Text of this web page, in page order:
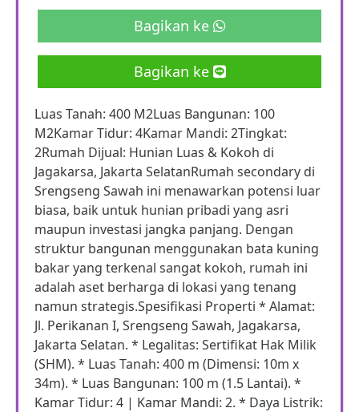
Bagikan ke
Bagikan ke
Luas Tanah: 400 M2Luas Bangunan: 100
M2Kamar Tidur: 4Kamar Mandi: 2Tingkat:
2Rumah Dijual: Hunian Luas & Kokoh di
Jagakarsa, Jakarta SelatanRumah secondary di
Srengseng Sawah ini menawarkan potensi luar
biasa, baik untuk hunian pribadi yang asri
maupun investasi jangka panjang. Dengan
struktur bangunan menggunakan bata kuning
bakar yang terkenal sangat kokoh, rumah ini
adalah aset berharga di lokasi yang tenang
namun strategis.Spesifikasi Properti * Alamat:
Jl. Perikanan I, Srengseng Sawah, Jagakarsa,
Jakarta Selatan. * Legalitas: Sertifikat Hak Milik
(SHM). * Luas Tanah: 400 m (Dimensi: 10m x
34m). * Luas Bangunan: 100 m (1.5 Lantai). *
Kamar Tidur: 4 | Kamar Mandi: 2. * Daya Listrik: